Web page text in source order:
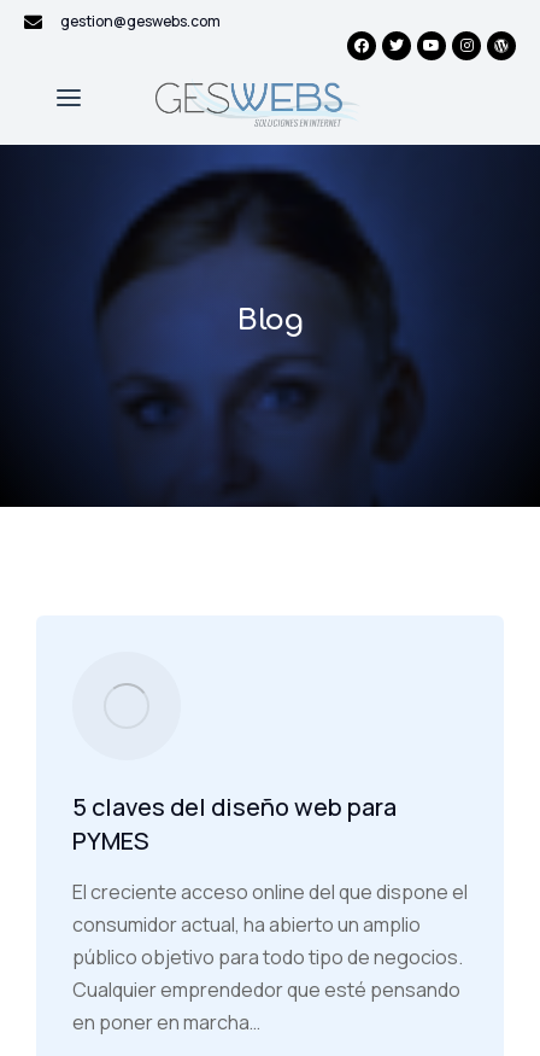
gestion@geswebs.com
Blog
5 claves del diseño web para
PYMES
El creciente acceso online del que dispone el
consumidor actual, ha abierto un amplio
público objetivo para todo tipo de negocios.
Cualquier emprendedor que esté pensando
en poner en marcha…